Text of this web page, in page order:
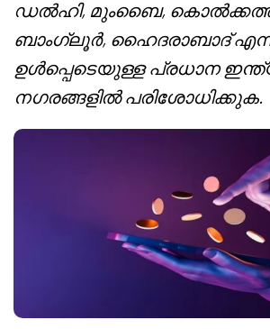
ഡൽഹി, മുംബൈ,
ബാംഗ്ലൂർ, ഹൈദരാബാദ്
ഉൾപ്പെടെയുള്ള പ്രധാന
നഗരങ്ങളിൽ പരിശോധിക്കുക.